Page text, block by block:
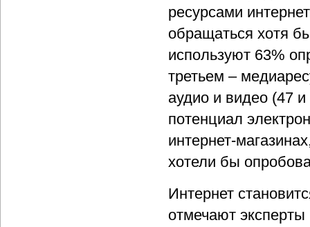
ресурсами
обращаться хотя
используют 63%
третьем –
аудио и видео (47
потенциал
интернет-
хотели бы
Интернет
отмечают